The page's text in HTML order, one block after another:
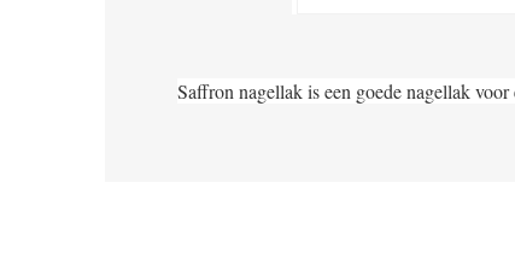
Saffron nagellak is een goede nagellak